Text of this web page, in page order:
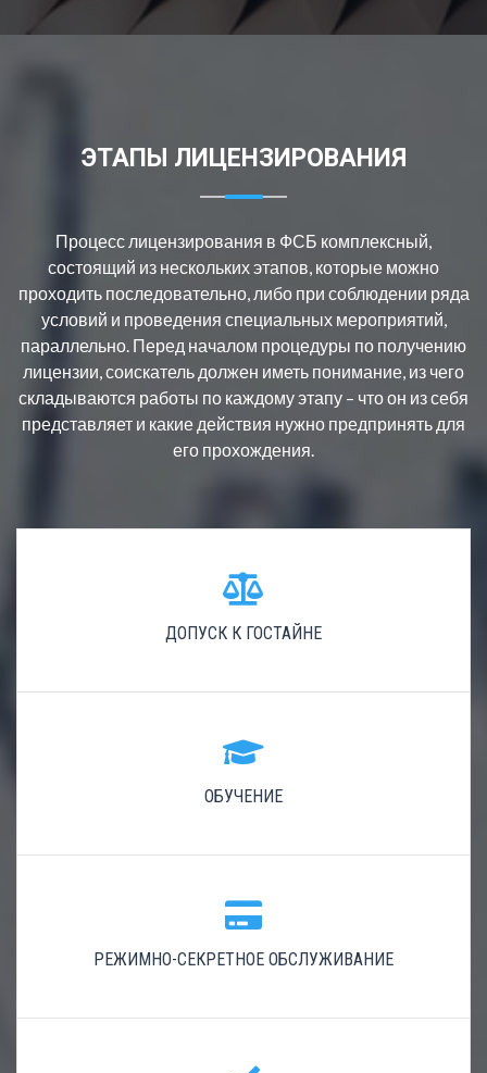
ЭТАПЫ ЛИЦЕНЗИРОВАНИЯ
Процесс лицензирования в ФСБ комплексный,
состоящий из нескольких этапов, которые можно
проходить последовательно, либо при соблюдении ряда
условий и проведения специальных мероприятий,
параллельно. Перед началом процедуры по получению
лицензии, соискатель должен иметь понимание, из чего
складываются работы по каждому этапу – что он из себя
представляет и какие действия нужно предпринять для
его прохождения.
ДОПУСК К ГОСТАЙНЕ
ОБУЧЕНИЕ
РЕЖИМНО-СЕКРЕТНОЕ ОБСЛУЖИВАНИЕ